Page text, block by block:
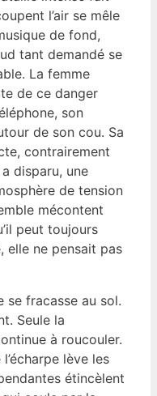
l’air se mêle
de fond,
tant demandé se
La femme
de ce danger
son
de son cou. Sa
contrairement
disparu, une
de tension
mécontent
peut toujours
elle ne pensait pas
se fracasse au sol.
Seule la
à roucouler.
lève les
étincèlent